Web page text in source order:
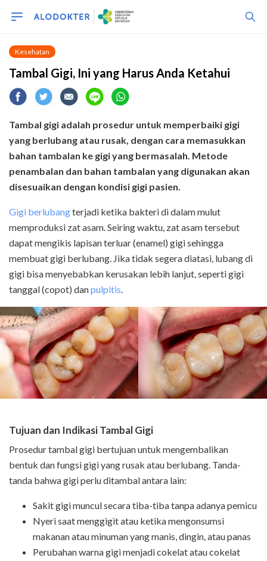
Kesehatan
Tambal Gigi, Ini yang Harus Anda Ketahui
Tambal gigi adalah prosedur untuk memperbaiki gigi
yang berlubang atau rusak, dengan cara memasukkan
bahan tambalan ke gigi yang bermasalah. Metode
penambalan dan bahan tambalan yang digunakan akan
disesuaikan dengan kondisi gigi pasien.
Gigi berlubangterjadi ketika bakteri di dalam mulut
memproduksi zat asam. Seiring waktu, zat asam tersebut
dapat mengikis lapisan terluar (enamel) gigi sehingga
membuat gigi berlubang. Jika tidak segera diatasi, lubang di
gigi bisa menyebabkan kerusakan lebih lanjut, seperti gigi
tanggal (copot) danpulpitis.
Tujuan dan Indikasi Tambal Gigi
Prosedur tambal gigi bertujuan untuk mengembalikan
bentuk dan fungsi gigi yang rusak atau berlubang. Tanda-
tanda bahwa gigi perlu ditambal antara lain:
Sakit gigi muncul secara tiba-tiba tanpa adanya pemicu
Nyeri saat menggigit atau ketika mengonsumsi
makanan atau minuman yang manis, dingin, atau panas
Perubahan warna gigi menjadi cokelat atau cokelat